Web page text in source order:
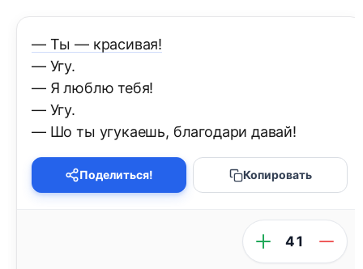
— Ты — красивая!
— Угу.
— Я люблю тебя!
— Угу.
— Шо ты угукаешь, благодари давай!
Поделиться! Копировать
41